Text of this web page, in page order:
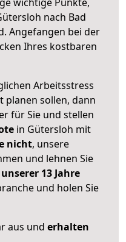
nach Bad
Angefangen bei der
Ihres kostbaren
Arbeitsstress
planen sollen, dann
für Sie und stellen
in Gütersloh mit
nicht, unsere
und lehnen Sie
13 Jahre
und holen Sie
aus und erhalten